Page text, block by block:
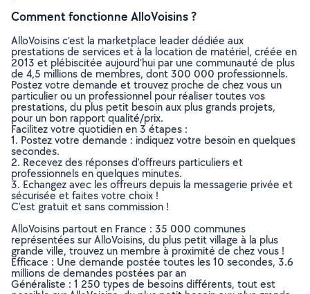
Comment fonctionne AlloVoisins ?
AlloVoisins c’est la marketplace leader dédiée aux
prestations de services et à la location de matériel, créée en
2013 et plébiscitée aujourd’hui par une communauté de plus
de 4,5 millions de membres, dont 300 000 professionnels.
Postez votre demande et trouvez proche de chez vous un
particulier ou un professionnel pour réaliser toutes vos
prestations, du plus petit besoin aux plus grands projets,
pour un bon rapport qualité/prix.
Facilitez votre quotidien en 3 étapes :
1. Postez votre demande : indiquez votre besoin en quelques
secondes.
2. Recevez des réponses d’offreurs particuliers et
professionnels en quelques minutes.
3. Echangez avec les offreurs depuis la messagerie privée et
sécurisée et faites votre choix !
C’est gratuit et sans commission !
AlloVoisins partout en France : 35 000 communes
représentées sur AlloVoisins, du plus petit village à la plus
grande ville, trouvez un membre à proximité de chez vous !
Efficace : Une demande postée toutes les 10 secondes, 3.6
millions de demandes postées par an
Généraliste : 1 250 types de besoins différents, tout est